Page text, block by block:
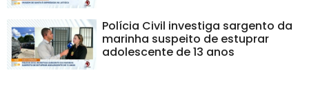
Polícia Civil investiga sargento da
marinha suspeito de estuprar
adolescente de 13 anos